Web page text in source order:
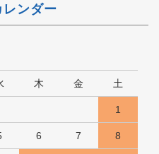
ンダー
木 金 土
1
6 7 8